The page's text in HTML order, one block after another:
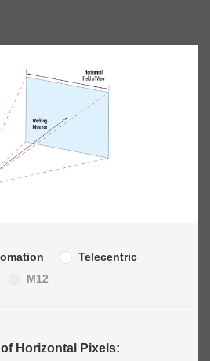
Telecentric
M12
Horizontal Pixels: